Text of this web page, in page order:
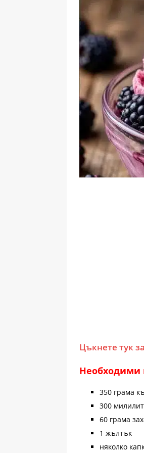
Цъкнете тук
Необходими
350 грама
300
60 грама
1 жълтък
няколко